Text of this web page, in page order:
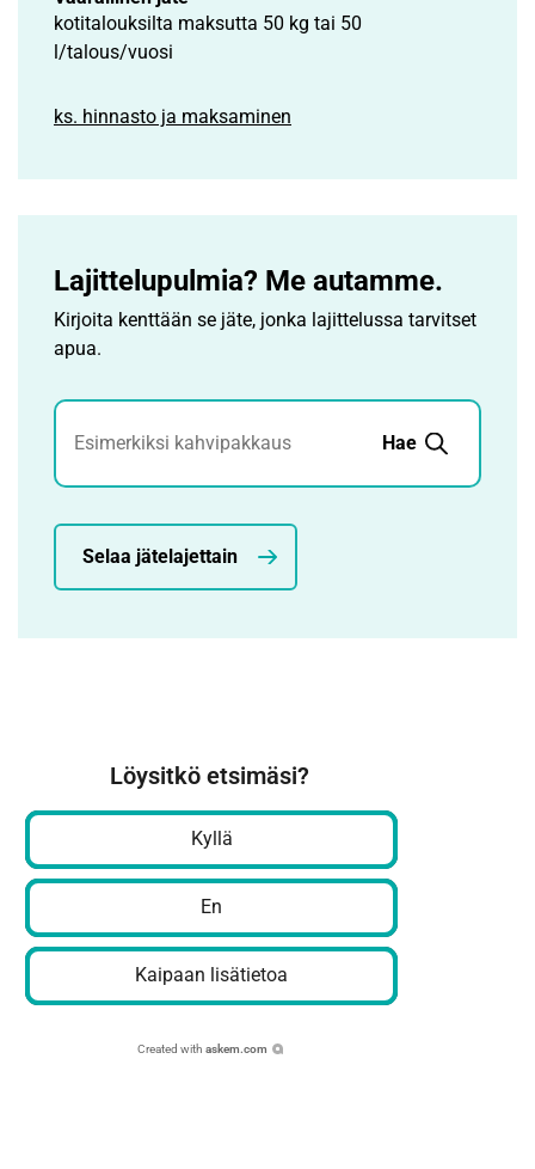
kotitalouksilta maksutta 50 kg tai 50
l/talous/vuosi
ks. hinnasto ja maksaminen
Lajittelupulmia? Me autamme.
Kirjoita kenttään se jäte, jonka lajittelussa tarvitset
apua.
Jätehaku
Hae
Selaa jätelajettain
Löysitkö etsimäsi?
Kyllä
En
Kaipaan lisätietoa
Created with askem.com